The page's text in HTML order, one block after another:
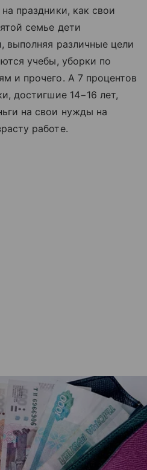
праздники, как свои
семье дети
выполняя различные цели
учебы, уборки по
и прочего. А 7 процентов
достигшие 14−16 лет,
на свои нужды на
работе.